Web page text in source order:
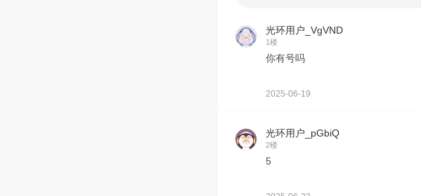
光环用户_VgVND
1楼
你有号吗
2025-06-19
光环用户_pGbiQ
2楼
5